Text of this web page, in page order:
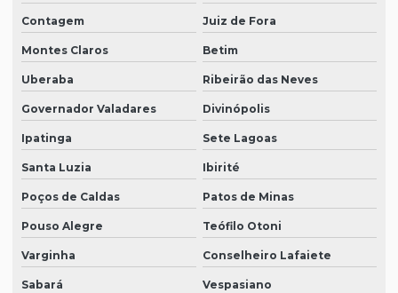
Contagem Juiz de Fora
Montes Claros Betim
Uberaba Ribeirão das Neves
Governador Valadares Divinópolis
Ipatinga Sete Lagoas
Santa Luzia Ibirité
Poços de Caldas Patos de Minas
Pouso Alegre Teófilo Otoni
Varginha Conselheiro Lafaiete
Sabará Vespasiano